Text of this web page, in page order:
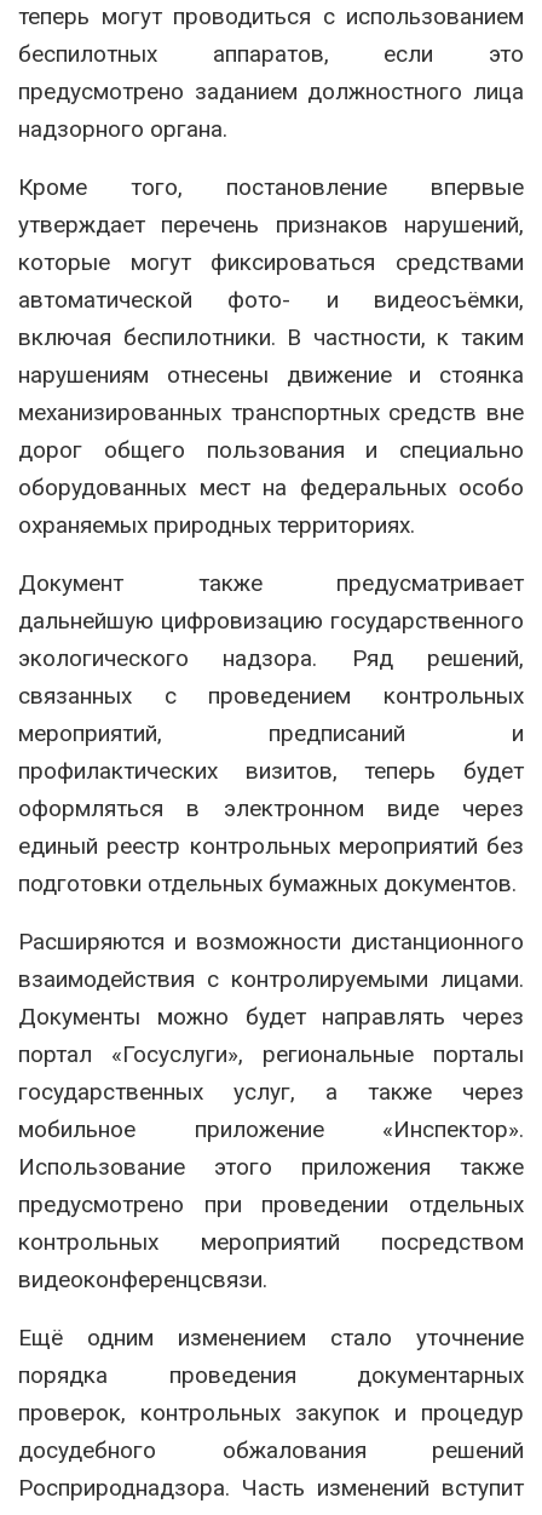
теперь могут проводиться с использованием
беспилотных аппаратов, если это
предусмотрено заданием должностного лица
надзорного органа.
Кроме того, постановление впервые
утверждает перечень признаков нарушений,
которые могут фиксироваться средствами
автоматической фото- и видеосъёмки,
включая беспилотники. В частности, к таким
нарушениям отнесены движение и стоянка
механизированных транспортных средств вне
дорог общего пользования и специально
оборудованных мест на федеральных особо
охраняемых природных территориях.
Документ также предусматривает
дальнейшую цифровизацию государственного
экологического надзора. Ряд решений,
связанных с проведением контрольных
мероприятий, предписаний и
профилактических визитов, теперь будет
оформляться в электронном виде через
единый реестр контрольных мероприятий без
подготовки отдельных бумажных документов.
Расширяются и возможности дистанционного
взаимодействия с контролируемыми лицами.
Документы можно будет направлять через
портал «Госуслуги», региональные порталы
государственных услуг, а также через
мобильное приложение «Инспектор».
Использование этого приложения также
предусмотрено при проведении отдельных
контрольных мероприятий посредством
видеоконференцсвязи.
Ещё одним изменением стало уточнение
порядка проведения документарных
проверок, контрольных закупок и процедур
досудебного обжалования решений
Росприроднадзора. Часть изменений вступит